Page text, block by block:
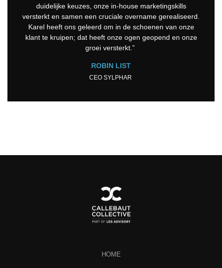
duidelijke keuzes, onze in-house marketingskills
versterkt en samen een cruciale overname gerealiseerd.
Karel heeft ons geleerd om in de schoenen van onze
klant te kruipen; dat heeft onze ogen geopend en onze
groei versterkt.”
ROBIN LIST
CEO SYLPHAR
HOME